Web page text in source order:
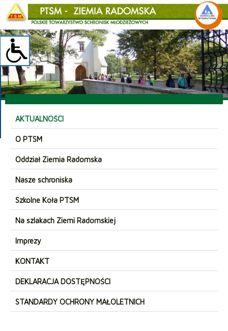
AKTUALNOŚCI
O PTSM
Oddział Ziemia Radomska
Nasze schroniska
Szkolne Koła PTSM
Na szlakach Ziemi Radomskiej
Imprezy
KONTAKT
DEKLARACJA DOSTĘPNOŚCI
STANDARDY OCHRONY MAŁOLETNICH